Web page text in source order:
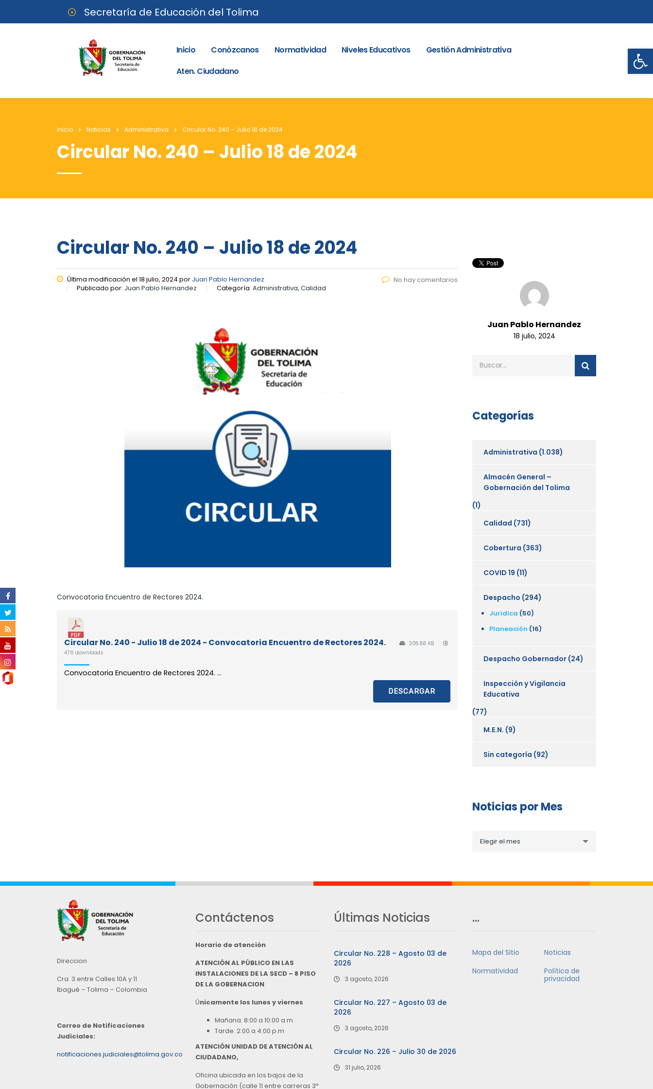
Secretaría de Educación del Tolima
Inicio Conózcanos Normatividad Niveles Educativos
Gestión Administrativa
Aten. Ciudadano
Inicio Noticias Administrativa Circular No. 240 – Julio 18 de 2024
Circular No. 240 – Julio 18 de 2024
Circular No. 240 – Julio 18 de 2024
Última modificación el 18 julio, 2024 por Juan Pablo Hernandez
Publicado por: Juan Pablo Hernandez Categoría: Administrativa, Calidad
No hay comentarios
Convocatoria Encuentro de Rectores 2024.
Circular No. 240 - Julio 18 de 2024 - Convocatoria Encuentro de Rectores 2024.
308.88 KB
476 downloads
Convocatoria Encuentro de Rectores 2024. ...
DESCARGAR
Juan Pablo Hernandez
18 julio, 2024
Categorías
Administrativa (1.038)
Almacén General –
Gobernación del Tolima
(1)
Calidad (731)
Cobertura (363)
COVID 19 (11)
Despacho (294)
Juridica (50)
Planeación (16)
Despacho Gobernador (24)
Inspección y Vigilancia
Educativa
(77)
M.E.N. (9)
Sin categoría (92)
Noticias por Mes
porElegir el mes
Direccion
Cra. 3 entre Calles 10A y 11
Ibagué – Tolima – Colombia
Correo de Notificaciones
Judiciales:
notificaciones.judiciales@tolima.gov.co
Contáctenos
Horario de atención
ATENCIÓN AL PÚBLICO EN LAS
INSTALACIONES DE LA SECD – 8 PISO
DE LA GOBERNACION
Únicamente los lunes y viernes
Mañana: 8:00 a 10:00 a.m.
Tarde: 2:00 a 4:00 p.m
ATENCIÓN UNIDAD DE ATENCIÓN AL
CIUDADANO,
Oficina ubicada en los bajos de la
Gobernación (calle 11 entre carreras 3ª
Últimas Noticias
Circular No. 228 – Agosto 03 de
2026
3 agosto, 2026
Circular No. 227 – Agosto 03 de
2026
3 agosto, 2026
Circular No. 226 – Julio 30 de 2026
31 julio, 2026
…
Mapa del Sitio
Noticias
Normatividad
Política de
privacidad